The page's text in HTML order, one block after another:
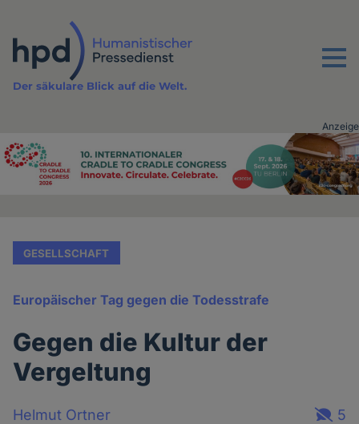
Inhalt
Menu
Der säkulare Blick auf die Welt.
Advertising
Anzeige
GESELLSCHAFT
Europäischer Tag gegen die Todesstrafe
Gegen die Kultur der
Vergeltung
Helmut Ortner
5